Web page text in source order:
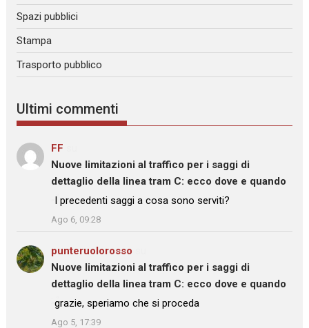
Spazi pubblici
Stampa
Trasporto pubblico
Ultimi commenti
FF
Nuove limitazioni al traffico per i saggi di
dettaglio della linea tram C: ecco dove e quando
: “I precedenti saggi a cosa sono serviti?
Ago 6, 09:28
punteruolorosso
Nuove limitazioni al traffico per i saggi di
dettaglio della linea tram C: ecco dove e quando
: “
grazie, speriamo che si proceda
”
Ago 5, 17:39